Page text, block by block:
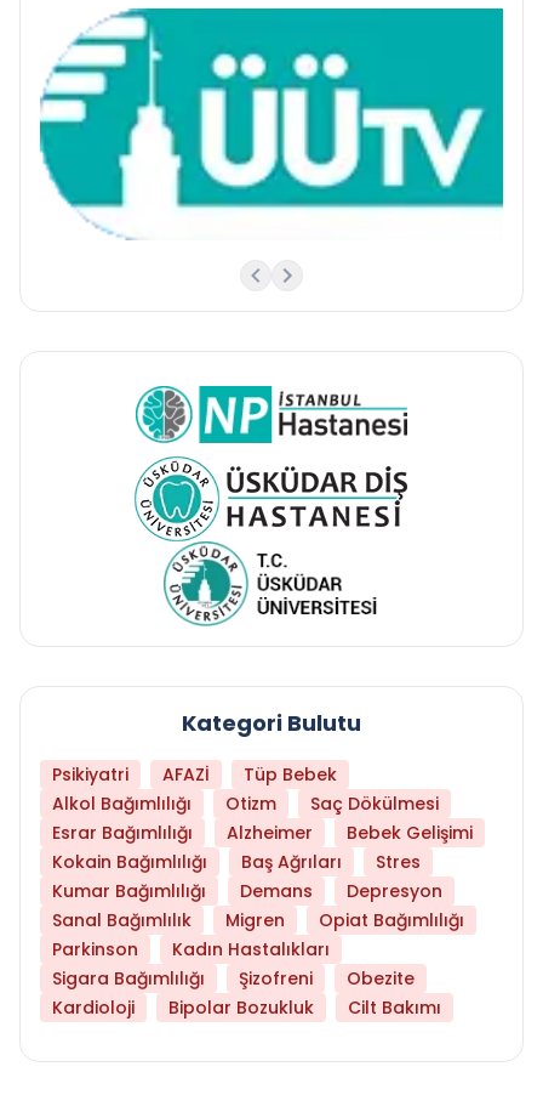
Kategori Bulutu
Psikiyatri AFAZİ
Tüp Bebek
Alkol Bağımlılığı
Otizm
Saç Dökülmesi
Esrar Bağımlılığı
Alzheimer
Bebek Gelişimi
Kokain Bağımlılığı
Baş Ağrıları
Stres
Kumar Bağımlılığı
Demans
Depresyon
Sanal Bağımlılık
Migren
Opiat Bağımlılığı
Parkinson
Kadın Hastalıkları
Sigara Bağımlılığı
Şizofreni
Obezite
Kardioloji
Bipolar Bozukluk Cilt Bakımı